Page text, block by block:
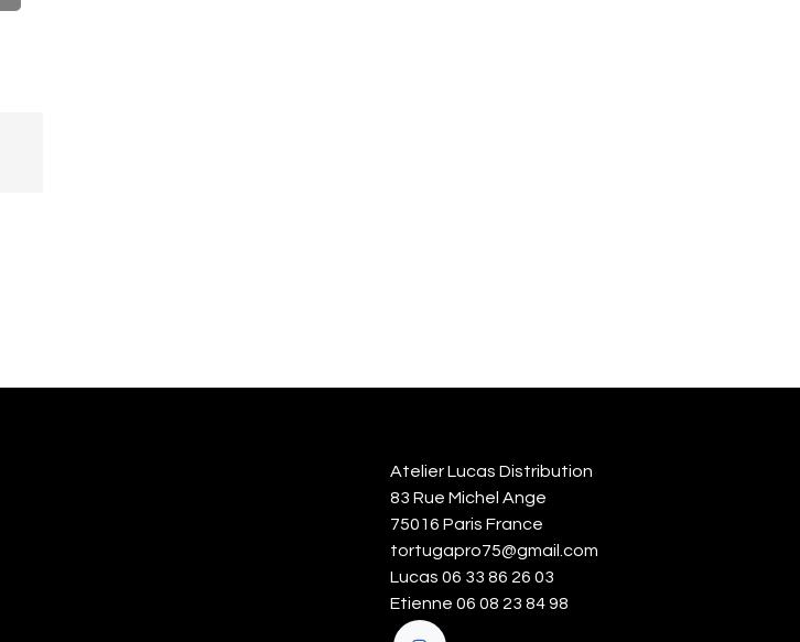
Atelier Lucas Distribution
83 Rue Michel Ange
75016 Paris France
tortugapro75@gmail.com
Lucas 06 33 86 26 03
Etienne 06 08 23 84 98